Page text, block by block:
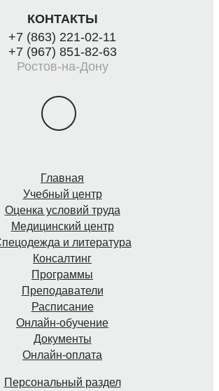
КОНТАКТЫ
+7 (863) 221-02-11
+7 (967) 851-82-63
Ростов-на-Дону
Главная
Учебный центр
Оценка условий труда
Медицинский центр
и литература
Консалтинг
Программы
Преподаватели
Расписание
Онлайн-обучение
Документы
Онлайн-оплата
Персональный раздел